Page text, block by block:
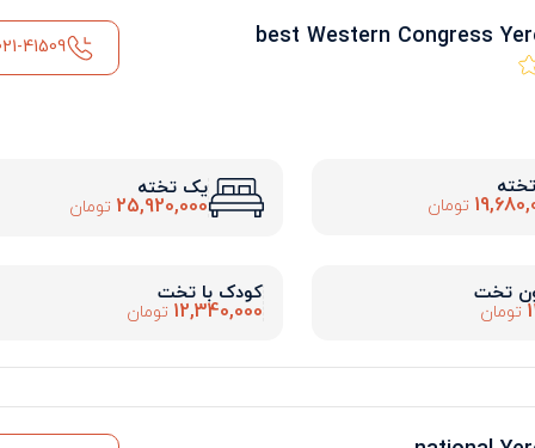
41509
تومان
یک تخته
25,920,000 تومان
تخت
تومان
کودک با تخت
12,340,000 تومان